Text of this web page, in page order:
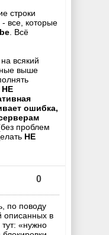
строки
- все, которые
. Всё
всякий
выше
НЕ
ошибка,
проблем
НЕ
0
по поводу
описанных в
«нужно